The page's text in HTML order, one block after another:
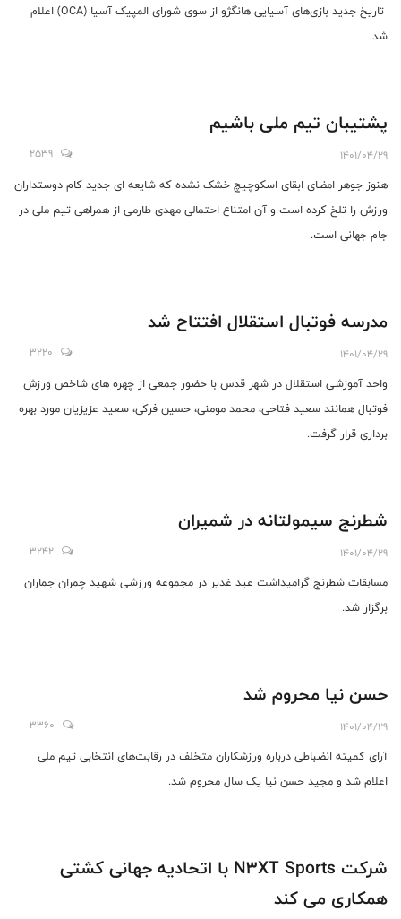
تاریخ جدید بازی‌های آسیایی هانگژو از سوی شورای المپیک آسیا (OCA) اعلام
شد.
پشتیبان تیم ملی باشیم
1401/04/29
2539
هنوز جوهر امضای ابقای اسکوچیچ خشک نشده که شایعه ای جدید کام دوستداران
ورزش را تلخ کرده است و آن امتناع احتمالی مهدی طارمی از همراهی تیم ملی در
جام جهانی است.
مدرسه فوتبال استقلال افتتاح شد
1401/04/29
3220
واحد آموزشی استقلال در شهر قدس با حضور جمعی از چهره های شاخص ورزش
فوتبال همانند سعید فتاحی، محمد مومنی، حسین فرکی، سعید عزیزیان مورد بهره
برداری قرار گرفت.
شطرنج سیمولتانه در شمیران
1401/04/29
3242
مسابقات شطرنج گرامیداشت عید غدیر در مجموعه ورزشی شهید چمران جماران
برگزار شد.
حسن نیا محروم شد
1401/04/29
3360
آرای کمیته انضباطی درباره ورزشکاران متخلف در رقابت‌های انتخابی تیم ملی
اعلام شد و مجید حسن نیا یک سال محروم شد.
شرکت N3XT Sports با اتحادیه جهانی کشتی
همکاری می کند